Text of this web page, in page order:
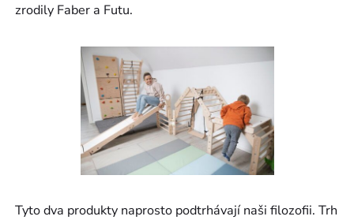
zrodily Faber a Futu.
Tyto dva produkty naprosto podtrhávají naši filozofii. Trh